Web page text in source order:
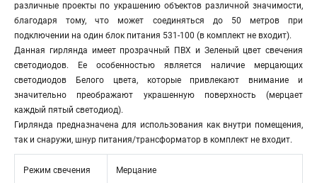
различные проекты по украшению объектов различной значимости,
благодаря тому, что может соединяться до 50 метров при
подключении на один блок питания 531-100 (в комплект не входит).
Данная гирлянда имеет прозрачный ПВХ и Зеленый цвет свечения
светодиодов. Ее особенностью является наличие мерцающих
светодиодов Белого цвета, которые привлекают внимание и
значительно преображают украшенную поверхность (мерцает
каждый пятый светодиод).
Гирлянда предназначена для использования как внутри помещения,
так и снаружи, шнур питания/трансформатор в комплект не входит.
Режим свечения Мерцание